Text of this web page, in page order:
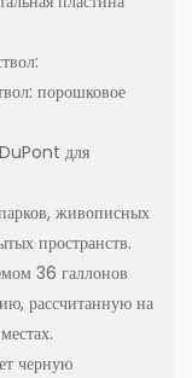
порошковое
DuPont для
живописных
пространств.
36 галлонов
рассчитанную на
черную